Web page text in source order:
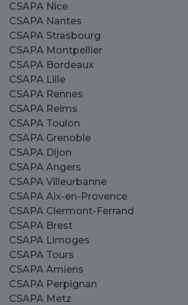
CSAPA Nice
CSAPA Nantes
CSAPA Strasbourg
CSAPA Montpellier
CSAPA Bordeaux
CSAPA Lille
CSAPA Rennes
CSAPA Reims
CSAPA Toulon
CSAPA Grenoble
CSAPA Dijon
CSAPA Angers
CSAPA Villeurbanne
CSAPA Aix-en-Provence
CSAPA Clermont-Ferrand
CSAPA Brest
CSAPA Limoges
CSAPA Tours
CSAPA Amiens
CSAPA Perpignan
CSAPA Metz